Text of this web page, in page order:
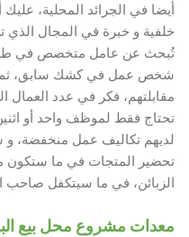
أيضا في الجرائد المحلية،
خلفية و خبرة في المجال الذي
تُبحث عن عامل متخصص في
شخص عمل في كشك سابق، ثم
مقابلتهم، فكر في عدد العمال
تحتاج فقط لموظف واحد أو
لديهم تكاليف عمل منخفضة، و
تحضير المتجات في ما ستكون
الزبائن، في ما سيتكفل صاحب
معدات مشروع محل بيع